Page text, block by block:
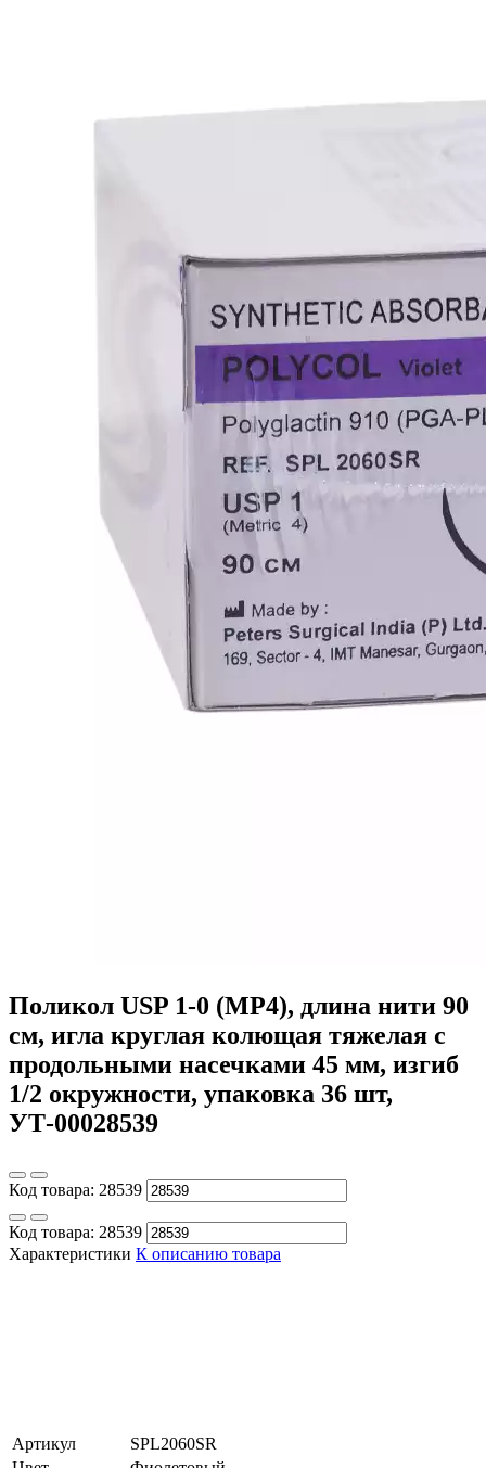
Поликол USP 1-0 (МР4), длина нити 90
см, игла круглая колющая тяжелая с
продольными насечками 45 мм, изгиб
1/2 окружности, упаковка 36 шт,
УТ-00028539
Код товара: 28539
Код товара: 28539
Характеристики К описанию товара
Артикул
SPL2060SR